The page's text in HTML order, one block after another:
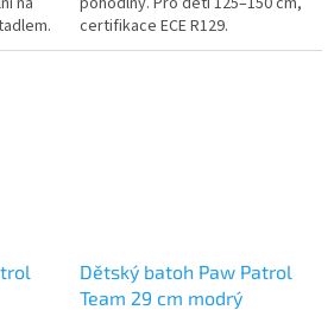
certifikace ECE R129.
Ergonomický tvar, potah s
Dětský batoh Paw Patrol
Team 29 cm modrý